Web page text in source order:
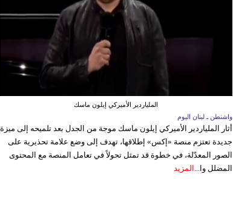
الملياردير الأميركي إيلون ماسك
واشنطن ـ لبنان اليوم
أثار الملياردير الأميركي إيلون ماسك موجة من الجدل بعد تلميحه إلى ميزة
جديدة تعتزم منصة «إكس» إطلاقها، تهدف إلى وضع علامة تحذيرية على
الصور المعدّلة، في خطوة قد تمثل تحولاً في تعامل المنصة مع المحتوى
المضلل وا... المزيد